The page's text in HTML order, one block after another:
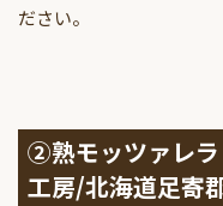
ださい。
②熟モッツァレラ
工房/北海道足寄